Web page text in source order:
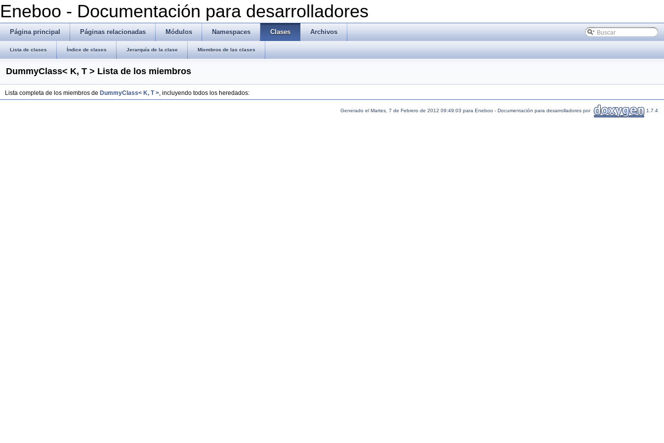
Eneboo - Documentación para desarrolladores
Página principal Páginas relacionadas Módulos Namespaces Clases Archivos
Lista de clases Índice de clases Jerarquía de la clase Miembros de las clases
DummyClass< K, T > Lista de los miembros
Lista completa de los miembros de DummyClass< K, T >, incluyendo todos los heredados:
Generado el Martes, 7 de Febrero de 2012 09:49:03 para Eneboo - Documentación para desarrolladores por 1.7.4